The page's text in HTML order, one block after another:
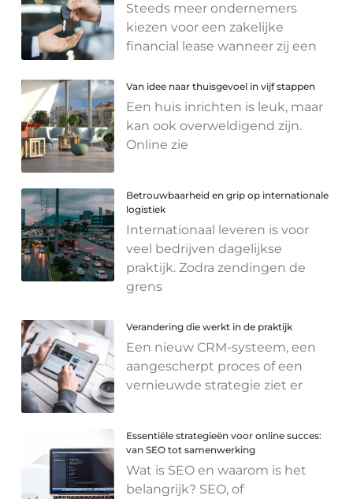
Steeds meer ondernemers
kiezen voor een zakelijke
financial lease wanneer zij een
Van idee naar thuisgevoel in vijf stappen
Een huis inrichten is leuk, maar
kan ook overweldigend zijn.
Online zie
Betrouwbaarheid en grip op internationale
logistiek
Internationaal leveren is voor
veel bedrijven dagelijkse
praktijk. Zodra zendingen de
grens
Verandering die werkt in de praktijk
Een nieuw CRM-systeem, een
aangescherpt proces of een
vernieuwde strategie ziet er
Essentiële strategieën voor online succes:
van SEO tot samenwerking
Wat is SEO en waarom is het
belangrijk? SEO, of